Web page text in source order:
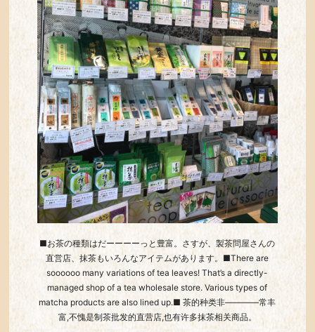
■お茶の種類はだーーーーっと豊富。さすが、製茶問屋さんの
直営店、抹茶もいろんなアイテムがあります。■There are
soooooo many variations of tea leaves! That’s a directly-
managed shop of a tea wholesale store. Various types of
matcha products are also lined up.■ 茶的种类非――――常丰
富,不愧是制茶批发的直营店,也有许多抹茶相关商品。